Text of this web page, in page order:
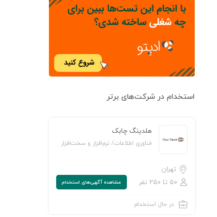
استخدام در شرکت‌های برتر
هلدینگ چابک
فناوری اطلاعات/ نرم‌افزار و سخت‌افزار
تهران
۵۰ تا ۲۵۰ نفر
مشاهده‌ آگهی‌های استخدام
در حال استخدام